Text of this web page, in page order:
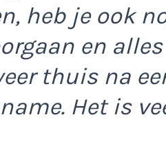
heb je ook
en
thuis na
Het is